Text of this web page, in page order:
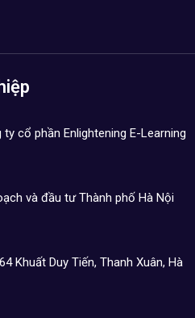
cổ phần Enlightening E-Learning
và đầu tư Thành phố Hà Nội
Khuất Duy Tiến, Thanh Xuân, Hà